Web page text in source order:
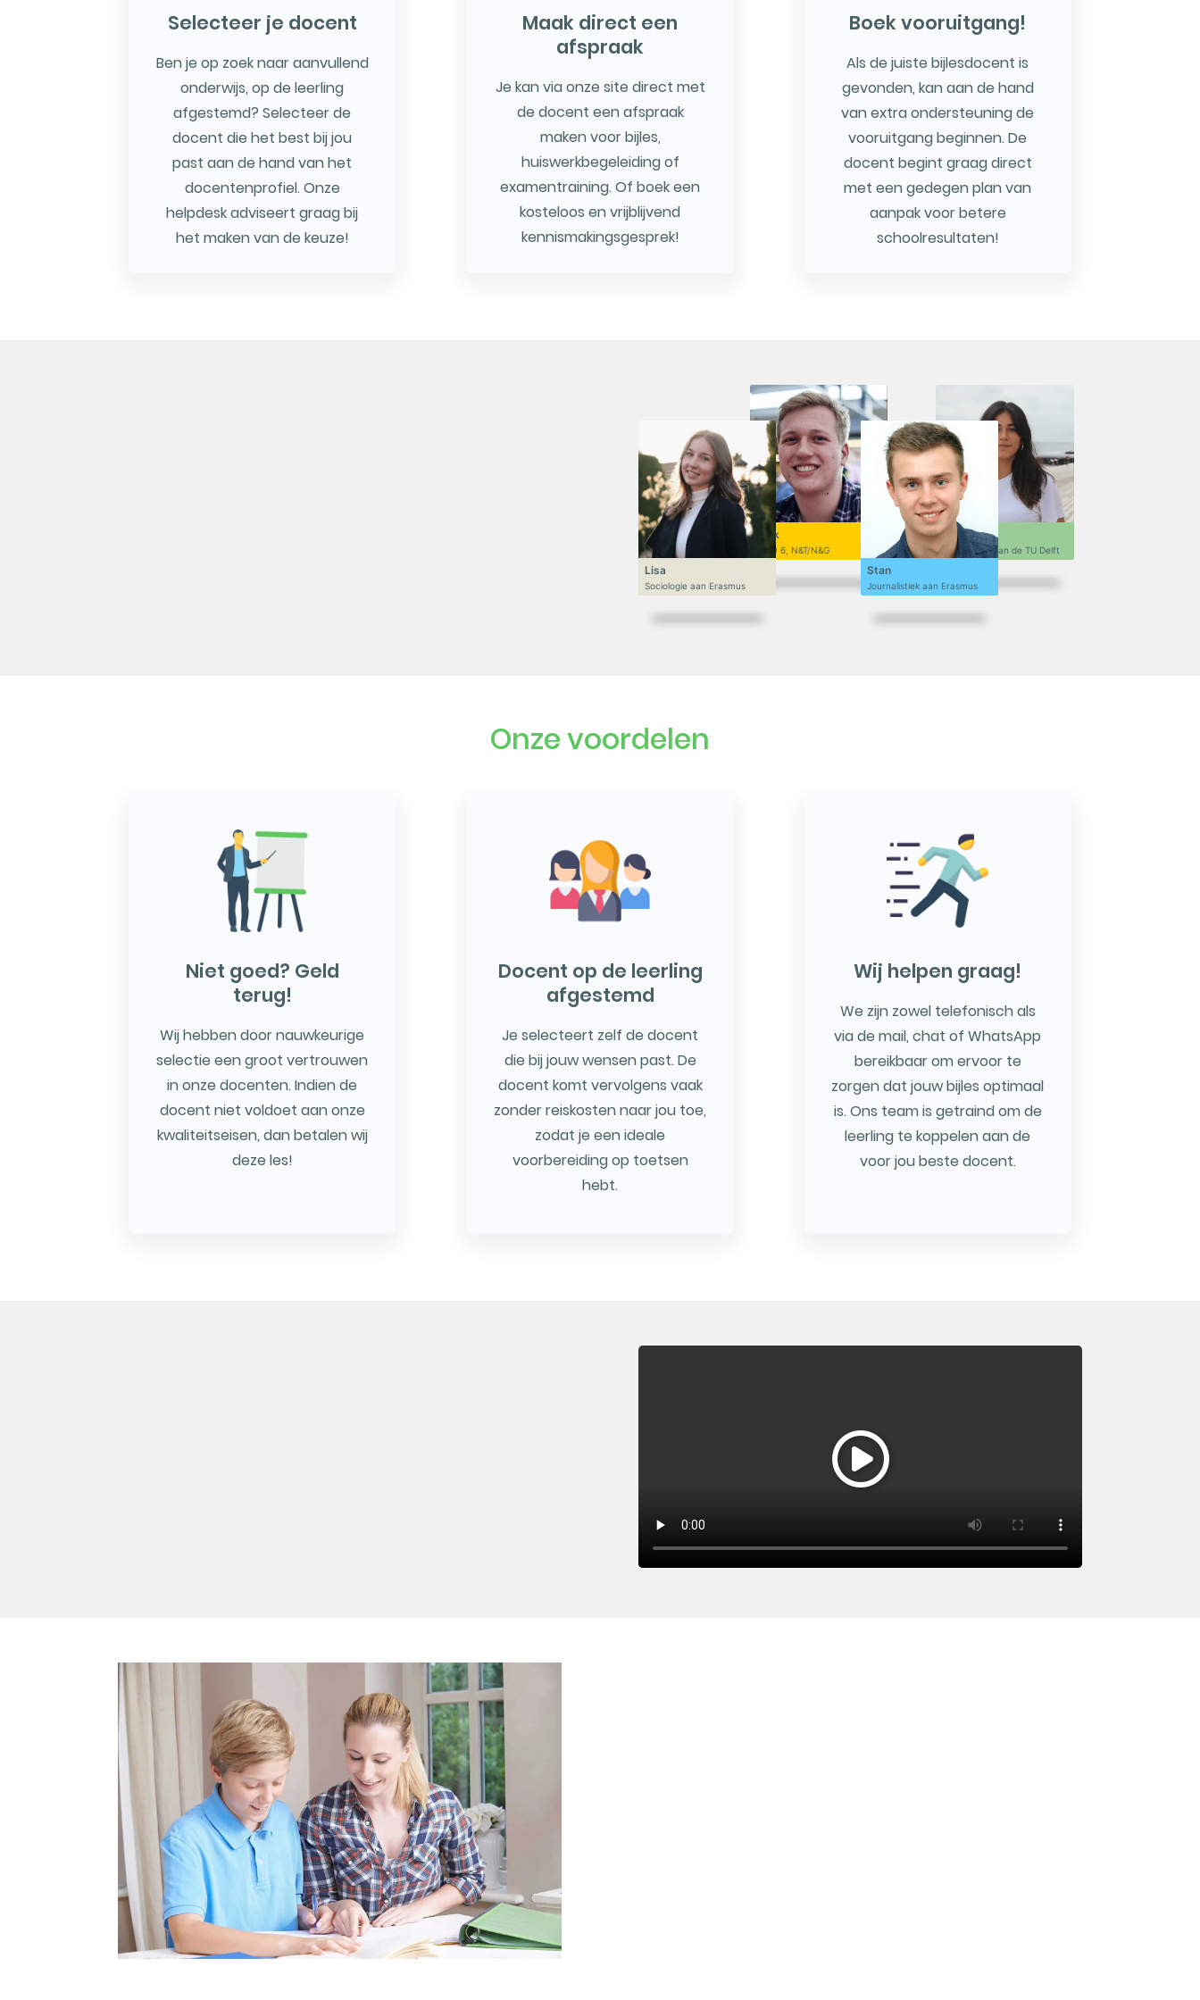
Selecteer je docent
Ben je op zoek naar aanvullend
onderwijs, op de leerling
afgestemd? Selecteer de
docent die het best bij jou
past aan de hand van het
docentenprofiel. Onze
helpdesk adviseert graag bij
het maken van de keuze!
Maak direct een
afspraak
Je kan via onze site direct met
de docent een afspraak
maken voor bijles,
huiswerkbegeleiding of
examentraining. Of boek een
kosteloos en vrijblijvend
kennismakingsgesprek!
Boek vooruitgang!
Als de juiste bijlesdocent is
gevonden, kan aan de hand
van extra ondersteuning de
vooruitgang beginnen. De
docent begint graag direct
met een gedegen plan van
aanpak voor betere
schoolresultaten!
Niek
VWO 6, N&T/N&G
Lisa
Sociologie aan Erasmus
Sofi
Ontwerpen aan de TU Delft
Stan
Journalistiek aan Erasmus
Onze voordelen
Niet goed? Geld
terug!
Wij hebben door nauwkeurige
selectie een groot vertrouwen
in onze docenten. Indien de
docent niet voldoet aan onze
kwaliteitseisen, dan betalen wij
deze les!
Docent op de leerling
afgestemd
Je selecteert zelf de docent
die bij jouw wensen past. De
docent komt vervolgens vaak
zonder reiskosten naar jou toe,
zodat je een ideale
voorbereiding op toetsen
hebt.
Wij helpen graag!
We zijn zowel telefonisch als
via de mail, chat of WhatsApp
bereikbaar om ervoor te
zorgen dat jouw bijles optimaal
is. Ons team is getraind om de
leerling te koppelen aan de
voor jou beste docent.